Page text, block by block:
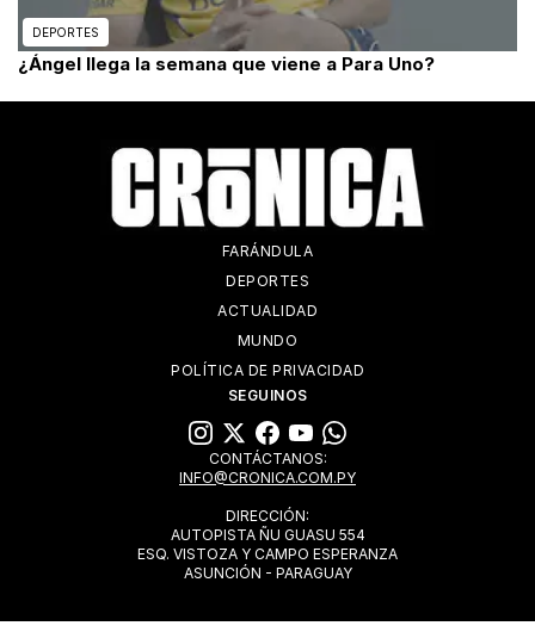
DEPORTES
¿Ángel llega la semana que viene a Para Uno?
FARÁNDULA
DEPORTES
ACTUALIDAD
MUNDO
POLÍTICA DE PRIVACIDAD
SEGUINOS
CONTÁCTANOS:
INFO@CRONICA.COM.PY
DIRECCIÓN:
AUTOPISTA ÑU GUASU 554
ESQ. VISTOZA Y CAMPO ESPERANZA
ASUNCIÓN - PARAGUAY